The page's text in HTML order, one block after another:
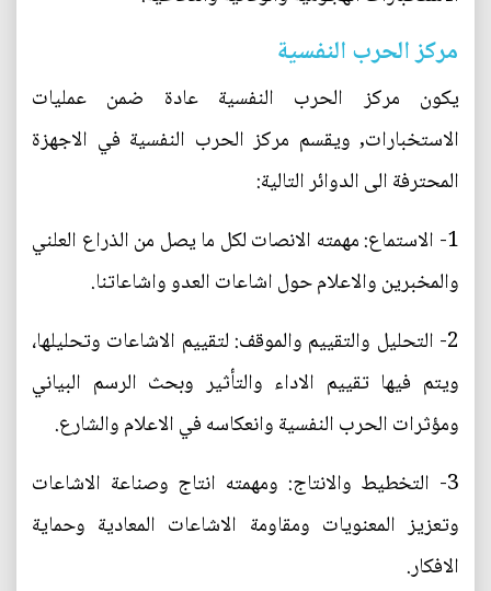
مركز الحرب النفسية
يكون مركز الحرب النفسية عادة ضمن عمليات
الاستخبارات, ويقسم مركز الحرب النفسية في الاجهزة
المحترفة الى الدوائر التالية:
1- الاستماع: مهمته الانصات لكل ما يصل من الذراع العلني
والمخبرين والاعلام حول اشاعات العدو واشاعاتنا.
2- التحليل والتقييم والموقف: لتقييم الاشاعات وتحليلها،
ويتم فيها تقييم الاداء والتأثير وبحث الرسم البياني
ومؤثرات الحرب النفسية وانعكاسه في الاعلام والشارع.
3- التخطيط والانتاج: ومهمته انتاج وصناعة الاشاعات
وتعزيز المعنويات ومقاومة الاشاعات المعادية وحماية
الافكار.